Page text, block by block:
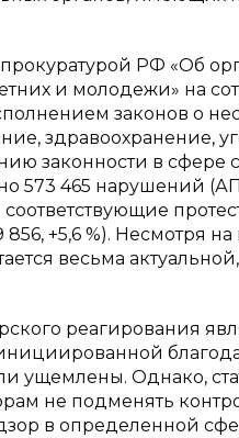
РФ «Об
и молодежи» на
законов о
здравоохранение,
законности в
573 465 нарушений
+5,6 %). Несмотря
весьма
реагирования
ущемлены. Однако,
не подменять
в определенной